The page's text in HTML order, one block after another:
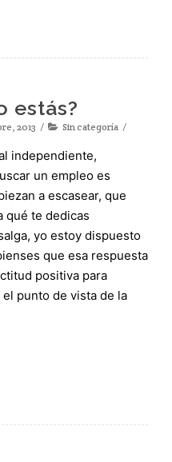
estás?
2013
Sin categoría
independiente,
un empleo es
a escasear, que
qué te dedicas
yo estoy dispuesto
que esa respuesta
positiva para
punto de vista de la